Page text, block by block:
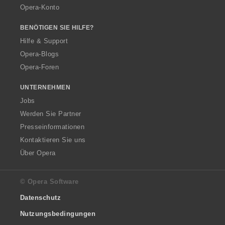
Opera-Konto
BENÖTIGEN SIE HILFE?
Hilfe & Support
Opera-Blogs
Opera-Foren
UNTERNEHMEN
Jobs
Werden Sie Partner
Presseinformationen
Kontaktieren Sie uns
Über Opera
© Opera Software
Datenschutz
Nutzungsbedingungen